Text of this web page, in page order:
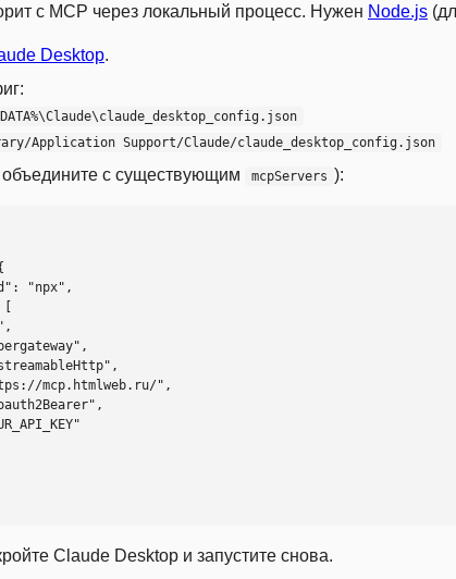
с MCP через локальный процесс. Нужен Node.js
Desktop.
Application Support/Claude/claude_desktop_config.json
с существующим mcpServers ):
Claude Desktop и запустите снова.